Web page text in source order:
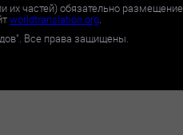
их частей) обязательно размещение
worldtranslation.org.
Все права защищены.